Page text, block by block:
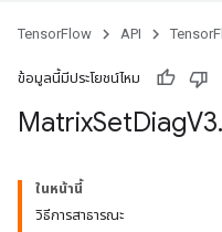
TensorFlow API
ข้อมูลนี้มีประโยชน์ไหม
MatrixSetDiagV3.
ในหน้านี้
วิธีการสาธารณะ